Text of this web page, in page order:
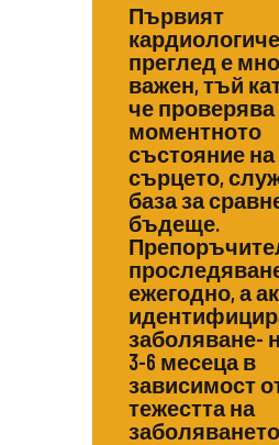
Първият
преглед е
важен, тъй
че проверява
моментното
състояние на
сърцето,
база за
бъдеще.
ежегодно, а
заболяване-
3-6 месеца в
зависимост
тежестта на